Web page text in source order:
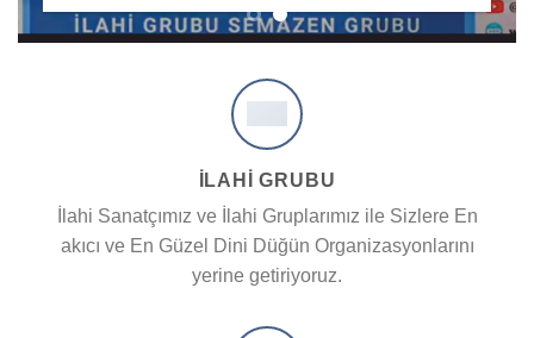
İLAHİ GRUBU
İlahi Sanatçımız ve İlahi Gruplarımız ile Sizlere En
akıcı ve En Güzel Dini Düğün Organizasyonlarını
yerine getiriyoruz.